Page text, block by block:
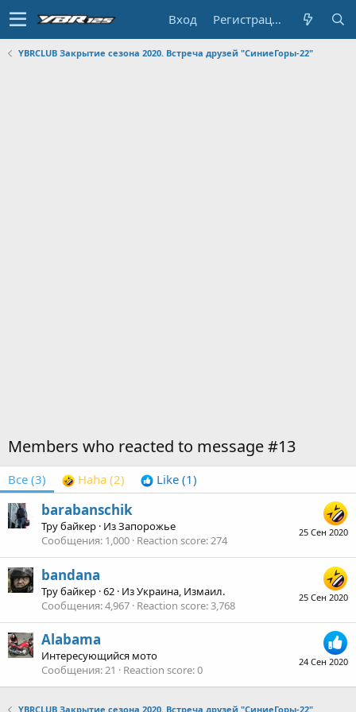
Вход Регистрация
YBRCLUB Закрытие сезона 2020. Встреча друзей "СиниеГоры-22"
Members who reacted to message #13
Все (3) Haha (2) Like (1)
25 Сен 2020
barabanschik
Тру байкер · ИзЗапорожье
Сообщения 1,000 Reaction score 274
25 Сен 2020
bandana
Тру байкер ·62 · ИзУкраина, Измаил.
Сообщения 4,967 Reaction score 3,768
24 Сен 2020
Alabama
Интересующийся мото
Сообщения 21 Reaction score 0
YBRCLUB Закрытие сезона 2020. Встреча друзей "СиниеГоры-22"